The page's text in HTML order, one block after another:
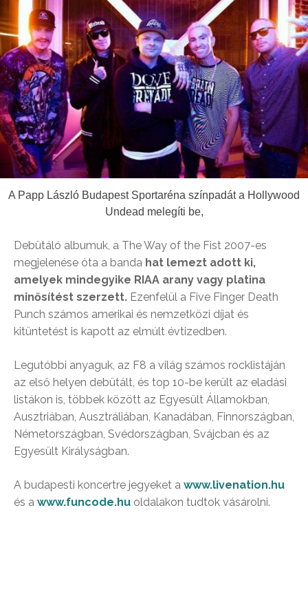
A Papp László Budapest Sportaréna színpadát a Hollywood
Undead melegíti be,
Debütáló albumuk, a The Way of the Fist 2007-es
megjelenése óta a banda hat lemezt adott ki,
amelyek mindegyike RIAA arany vagy platina
minősítést szerzett. Ezenfelül a Five Finger Death
Punch számos amerikai és nemzetközi díjat és
kitüntetést is kapott az elmúlt évtizedben.
Legutóbbi anyaguk, az F8 a világ számos rocklistáján
az első helyen debütált, és top 10-be került az eladási
listákon is, többek között az Egyesült Államokban,
Ausztriában, Ausztráliában, Kanadában, Finnországban,
Németországban, Svédországban, Svájcban és az
Egyesült Királyságban.
A budapesti koncertre jegyeket a www.livenation.hu
és a www.funcode.hu oldalakon tudtok vásárolni.